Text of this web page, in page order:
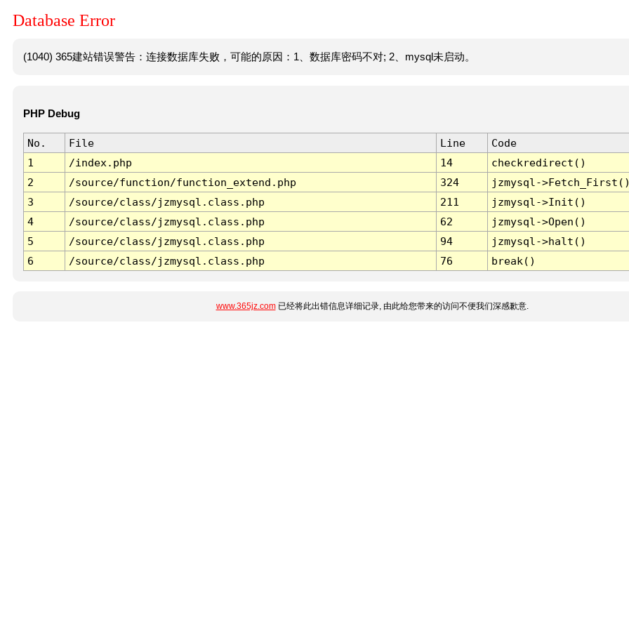
Database Error
(1040) 365建站错误警告：连接数据库失败，可能的原因：1、数据库密码不对; 2、mysql未启动。
PHP Debug
No. File Line
Code
1
/index.php 14
checkredirect()
2
/source/function/function_extend.php 324
jzmysql-
3
/source/class/jzmysql.class.php 211
jzmysql->Init()
4
/source/class/jzmysql.class.php 62
jzmysql->Open()
5
/source/class/jzmysql.class.php 94
jzmysql->halt()
6
/source/class/jzmysql.class.php 76 break()
www.365jz.com已经将此出错信息详细记录, 由此给您带来的访问不便我们深感歉意.